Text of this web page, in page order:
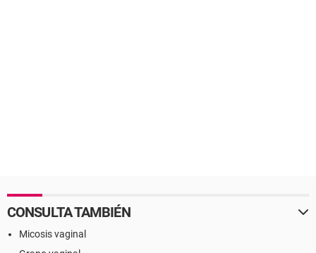
CONSULTA TAMBIÉN
Micosis vaginal